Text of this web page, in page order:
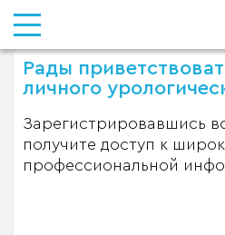
Рады
личного
Зарегистрировавшись
получите доступ к
профессиональной